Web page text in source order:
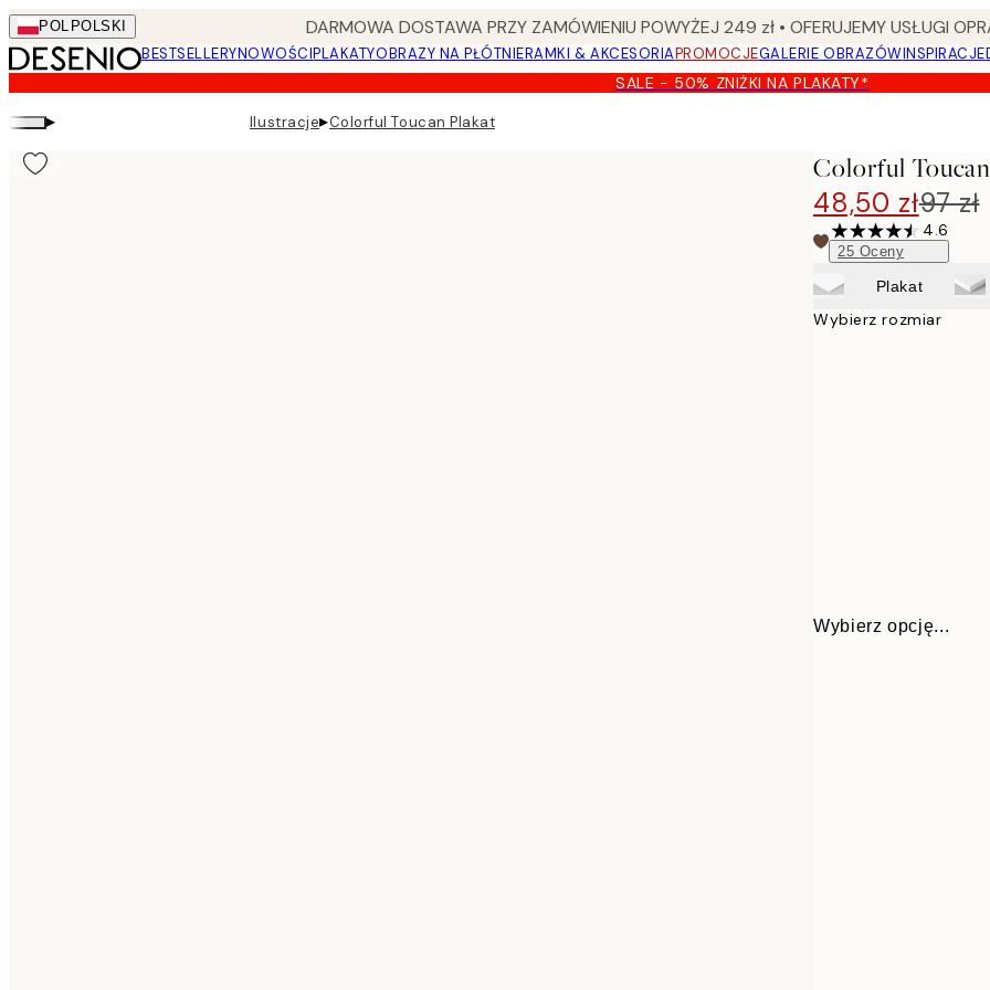
Skip
to
main
content.
POL POLSKI DARMOWA DOSTAWA PRZY ZAMÓWIENIU POWYŻEJ 249 zł • OFERUJEMY USŁUGI
BESTSELLERYNOWOŚCIPLAKATYOBRAZY NA PŁÓTNIERAMKI & AKCESORIAPROMOCJEGALERIE OBRAZÓWINSPIRACJE
SALE - 50% ZNIŻKI NA PLAKATY*
▸ Ilustracje▸Colorful Toucan Plakat
Colorful
48,50 zł97 zł
4.6
25 Oceny
Plakat
Wybierz rozmiar
Wybierz opcję...